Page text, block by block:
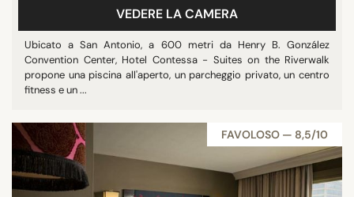
VEDERE LA CAMERA
Ubicato a San Antonio, a 600 metri da Henry B. González
Convention Center, Hotel Contessa - Suites on the Riverwalk
propone una piscina all'aperto, un parcheggio privato, un centro
fitness e un ...
FAVOLOSO — 8,5/10